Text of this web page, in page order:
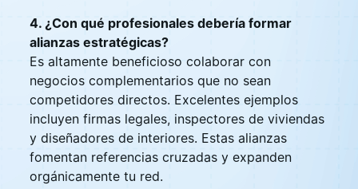
4. ¿Con qué profesionales debería formar
alianzas estratégicas?
Es altamente beneficioso colaborar con
negocios complementarios que no sean
competidores directos. Excelentes ejemplos
incluyen firmas legales, inspectores de viviendas
y diseñadores de interiores. Estas alianzas
fomentan referencias cruzadas y expanden
orgánicamente tu red.